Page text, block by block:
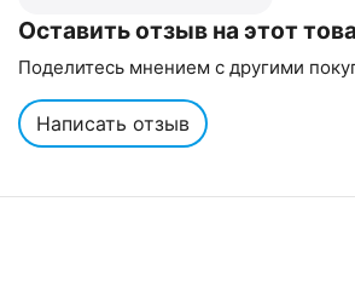
Оставить отзыв на этот
Поделитесь мнением с другими
Написать отзыв